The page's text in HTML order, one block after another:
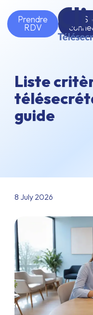
Prendre
RDV
Se
Liste
guide
8 July 2026